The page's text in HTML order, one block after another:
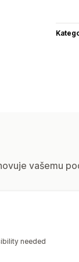
vašemu
needed